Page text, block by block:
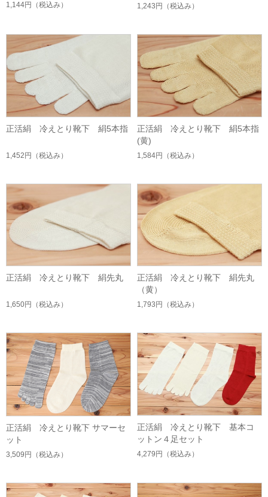
1,144円 （税込み） 1,243円 （税込み）
正活絹 冷えとり靴下 絹5本指
1,452円 （税込み）
正活絹 冷えとり靴下 絹5本指
(黄)
1,584円 （税込み）
正活絹 冷えとり靴下 絹先丸
1,650円 （税込み）
正活絹 冷えとり靴下 絹先丸
（黄）
1,793円 （税込み）
正活絹 冷えとり靴下 サマーセ
ット
3,509円 （税込み）
正活絹 冷えとり靴下 基本コ
ットン４足セット
4,279円 （税込み）